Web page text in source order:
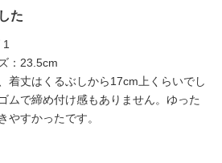
た
：23.5cm
着丈はくるぶしから17cm上くらいでし
ムで締め付け感もありません。ゆった
やすかったです。